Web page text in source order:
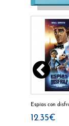
Espías con
12.35€